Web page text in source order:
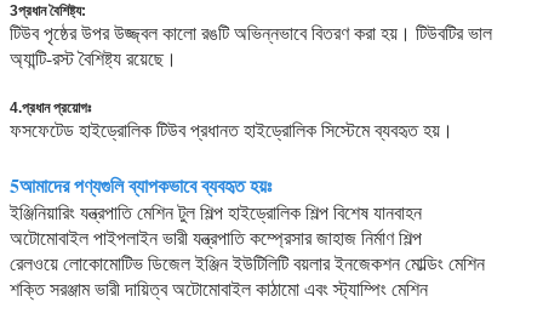
3প্রধান বৈশিষ্ট্য:
টিউব পৃষ্ঠের উপর উজ্জ্বল কালো রঙটি অভিন্নভাবে বিতরণ করা হয়। টিউবটির ভাল
অ্যান্টি-রস্ট বৈশিষ্ট্য রয়েছে।
4.প্রধান প্রয়োগঃ
ফসফেটেড হাইড্রোলিক টিউব প্রধানত হাইড্রোলিক সিস্টেমে ব্যবহৃত হয়।
5আমাদের পণ্যগুলি ব্যাপকভাবে ব্যবহৃত হয়ঃ
ইঞ্জিনিয়ারিং যন্ত্রপাতি মেশিন টুল শিল্প হাইড্রোলিক শিল্প বিশেষ যানবাহন
অটোমোবাইল পাইপলাইন ভারী যন্ত্রপাতি কম্প্রেসার জাহাজ নির্মাণ শিল্প
রেলওয়ে লোকোমোটিভ ডিজেল ইঞ্জিন ইউটিলিটি বয়লার ইনজেকশন মোল্ডিং মেশিন
শক্তি সরঞ্জাম ভারী দায়িত্ব অটোমোবাইল কাঠামো এবং স্ট্যাম্পিং মেশিন